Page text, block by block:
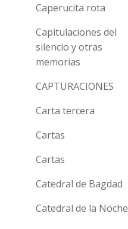
Caperucita rota
Capitulaciones del
silencio y otras
memorias
CAPTURACIONES
Carta tercera
Cartas
Cartas
Catedral de Bagdad
Catedral de la Noche